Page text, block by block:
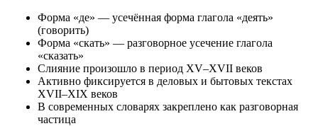
Форма «де» — усечённая форма глагола «деять»
(говорить)
Форма «скать» — разговорное усечение глагола
«сказать»
Слияние произошло в период XV–XVII веков
Активно фиксируется в деловых и бытовых текстах
XVII–XIX веков
В современных словарях закреплено как разговорная
частица